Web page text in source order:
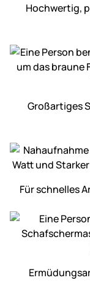
Hochwertig,
Großartiges
Für schnelles